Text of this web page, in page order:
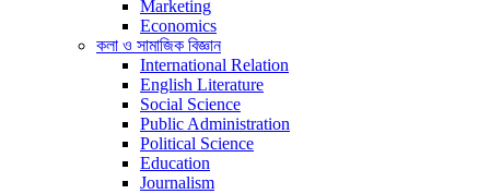
Marketing
Economics
কলা ও সামাজিক বিজ্ঞান
International Relation
English Literature
Social Science
Public Administration
Political Science
Education
Journalism